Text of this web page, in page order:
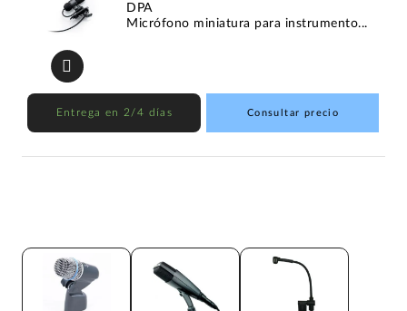
DPA
Micrófono miniatura para instrumento...
Entrega en 2/4 días Consultar precio